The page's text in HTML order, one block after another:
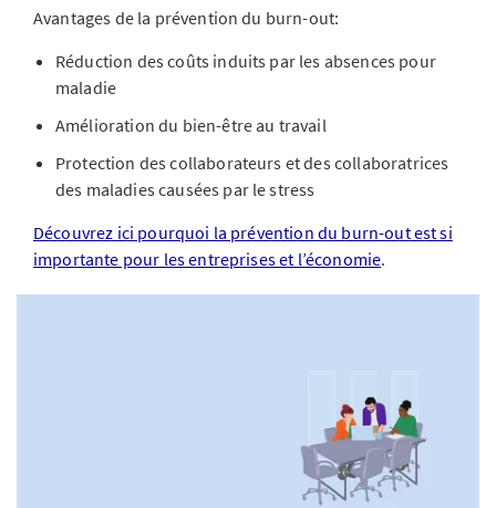
Avantages de la prévention du burn-out:
Réduction des coûts induits par les absences pour
maladie
Amélioration du bien-être au travail
Protection des collaborateurs et des collaboratrices
des maladies causées par le stress
Découvrez ici pourquoi la prévention du burn-out est si
importante pour les entreprises et l’économie.